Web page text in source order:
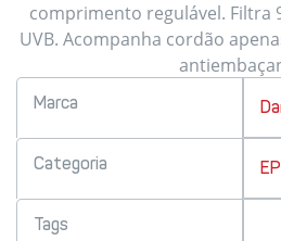
comprimento regulável. Filtra
UVB. Acompanha cordão
Marca
Categoria
Tags